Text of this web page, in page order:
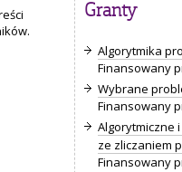
Granty
Algorytmika
Finansowany
Wybrane
Finansowany
Algorytmiczne
ze zliczaniem
Finansowany